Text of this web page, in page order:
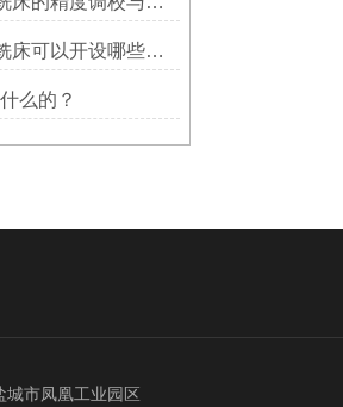
XK7136数控铣床可以开设哪些考核项目？
么的？
城市凤凰工业园区